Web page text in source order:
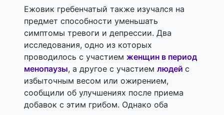
Ежовик гребенчатый также изучался на
предмет способности уменьшать
симптомы тревоги и депрессии. Два
исследования, одно из которых
проводилось с участием женщин в период
менопаузы, а другое с участием людей с
избыточным весом или ожирением,
сообщили об улучшениях после приема
добавок с этим грибом. Однако оба